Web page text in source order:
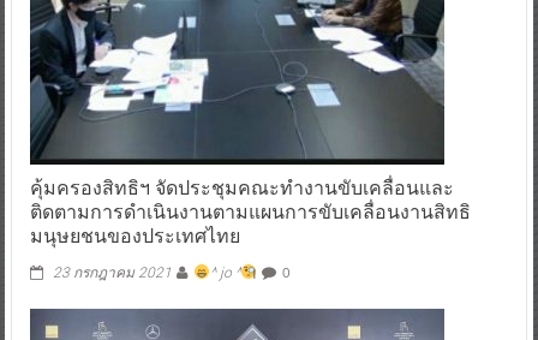
คุ้มครองสิทธิฯ จัดประชุมคณะทำงานขับเคลื่อนและ
ติดตามการดำเนินงานตามแผนการขับเคลื่อนงานสิทธิ
มนุษยชนของประเทศไทย
23 กรกฎาคม 2021 ^ jo ^ 0